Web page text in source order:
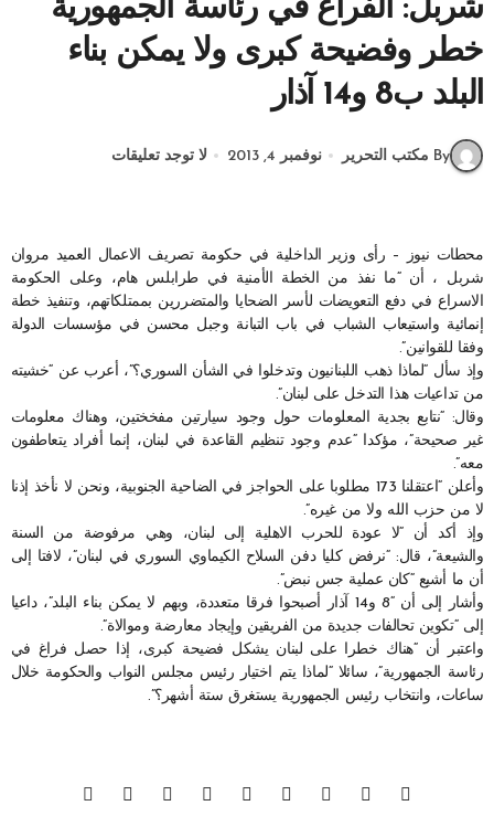
شربل: الفراغ في رئاسة الجمهورية
خطر وفضيحة كبرى ولا يمكن بناء
البلد ب8 و14 آذار
By مكتب التحرير نوفمبر 4, 2013 لا توجد تعليقات
محطات نيوز – رأى وزير الداخلية في حكومة تصريف الاعمال العميد مروان
شربل ، أن “ما نفذ من الخطة الأمنية في طرابلس هام، وعلى الحكومة
الاسراع في دفع التعويضات لأسر الضحايا والمتضررين بممتلكاتهم، وتنفيذ خطة
إنمائية واستيعاب الشباب في باب التبانة وجبل محسن في مؤسسات الدولة
وفقا للقوانين”.
وإذ سأل “لماذا ذهب اللبنانيون وتدخلوا في الشأن السوري؟”، أعرب عن “خشيته
من تداعيات هذا التدخل على لبنان”.
وقال: “نتابع بجدية المعلومات حول وجود سيارتين مفخختين، وهناك معلومات
غير صحيحة”، مؤكدا “عدم وجود تنظيم القاعدة في لبنان، إنما أفراد يتعاطفون
معه”.
وأعلن “اعتقلنا 173 مطلوبا على الحواجز في الضاحية الجنوبية، ونحن لا نأخذ إذنا
لا من حزب الله ولا من غيره”.
وإذ أكد أن “لا عودة للحرب الاهلية إلى لبنان، وهي مرفوضة من السنة
والشيعة”، قال: “نرفض كليا دفن السلاح الكيماوي السوري في لبنان”، لافتا إلى
أن ما أشيع “كان عملية جس نبض”.
وأشار إلى أن “8 و14 آذار أصبحوا فرقا متعددة، وبهم لا يمكن بناء البلد”، داعيا
إلى “تكوين تحالفات جديدة من الفريقين وإيجاد معارضة وموالاة”.
واعتبر أن “هناك خطرا على لبنان يشكل فضيحة كبرى، إذا حصل فراغ في
رئاسة الجمهورية”، سائلا “لماذا يتم اختيار رئيس مجلس النواب والحكومة خلال
ساعات، وانتخاب رئيس الجمهورية يستغرق ستة أشهر؟”.